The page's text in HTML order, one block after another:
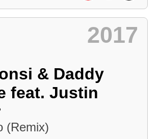
2017
& Daddy
feat. Justin
(Remix)